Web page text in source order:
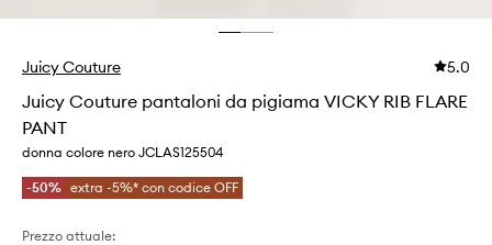
Juicy Couture 5.0
Juicy Couture pantaloni da pigiama VICKY RIB FLARE
PANT
donna colore nero JCLAS125504
-50% extra -5%* con codice OFF
Prezzo attuale: